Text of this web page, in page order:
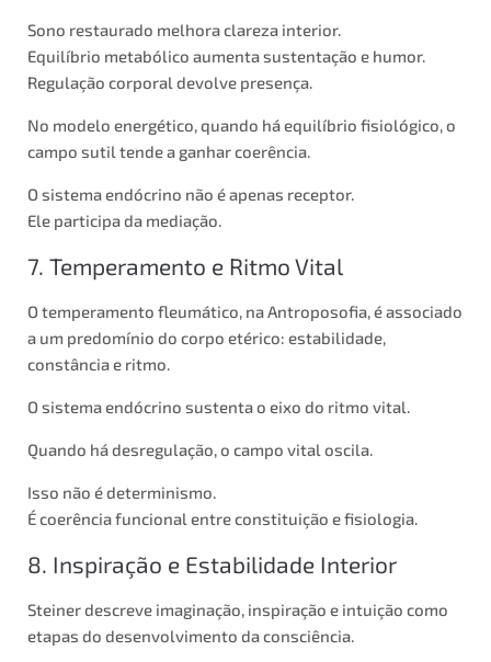
Sono restaurado melhora clareza interior.
Equilíbrio metabólico aumenta sustentação e humor.
Regulação corporal devolve presença.
No modelo energético, quando há equilíbrio fisiológico, o
campo sutil tende a ganhar coerência.
O sistema endócrino não é apenas receptor.
Ele participa da mediação.
7. Temperamento e Ritmo Vital
O temperamento fleumático, na Antroposofia, é associado
a um predomínio do corpo etérico: estabilidade,
constância e ritmo.
O sistema endócrino sustenta o eixo do ritmo vital.
Quando há desregulação, o campo vital oscila.
Isso não é determinismo.
É coerência funcional entre constituição e fisiologia.
8. Inspiração e Estabilidade Interior
Steiner descreve imaginação, inspiração e intuição como
etapas do desenvolvimento da consciência.